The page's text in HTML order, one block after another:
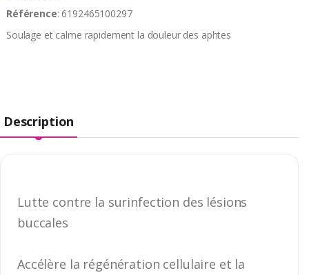
Référence: 6192465100297
Soulage et calme rapidement la douleur des aphtes
Description
Lutte contre la surinfection des lésions
buccales
Accélère la régénération cellulaire et la